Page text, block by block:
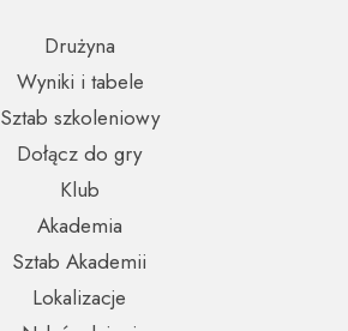
Wyniki i tabele
Lokalizacje
Sztab szkoleniowy
Sztab Akademii
Dołącz do gry
Drużyna
Akademia
Klub